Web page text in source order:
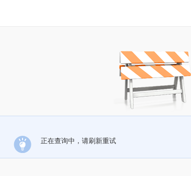
正在查询中，请刷新重试